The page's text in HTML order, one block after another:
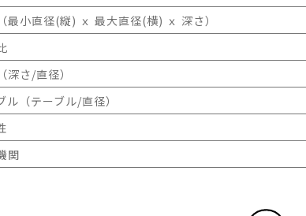
最小直径(縦) ｘ 最大直径(横) ｘ 深さ）
深さ/直径）
ル（テーブル/直径）
関